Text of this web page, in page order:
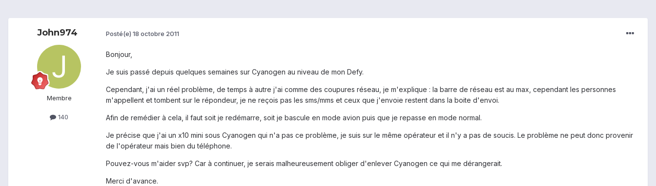
John974
Membre
140
Posté(e) 18 octobre 2011
Bonjour,
Je suis passé depuis quelques semaines sur Cyanogen au niveau de mon Defy.
Cependant, j'ai un réel problème, de temps à autre j'ai comme des coupures réseau, je m'explique : la barre de réseau est au max, cependant les personnes
m'appellent et tombent sur le répondeur, je ne reçois pas les sms/mms et ceux que j'envoie restent dans la boite d'envoi.
Afin de remédier à cela, il faut soit je redémarre, soit je bascule en mode avion puis que je repasse en mode normal.
Je précise que j'ai un x10 mini sous Cyanogen qui n'a pas ce problème, je suis sur le même opérateur et il n'y a pas de soucis. Le problème ne peut donc provenir
de l'opérateur mais bien du téléphone.
Pouvez-vous m'aider svp? Car à continuer, je serais malheureusement obliger d'enlever Cyanogen ce qui me dérangerait.
Merci d'avance.